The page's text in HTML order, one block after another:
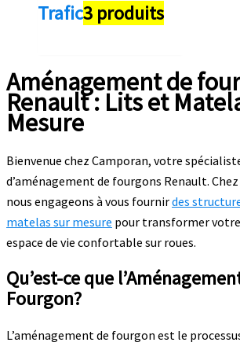
Trafic3 produits
Aménagement de
Renault : Lits et
Mesure
Bienvenue chez Camporan, votre
d’aménagement de fourgons Renault.
nous engageons à vous fournirdes
matelas sur mesure pour transformer
espace de vie confortable sur roues.
Qu’est-ce que
Fourgon?
L’aménagement de fourgon est le